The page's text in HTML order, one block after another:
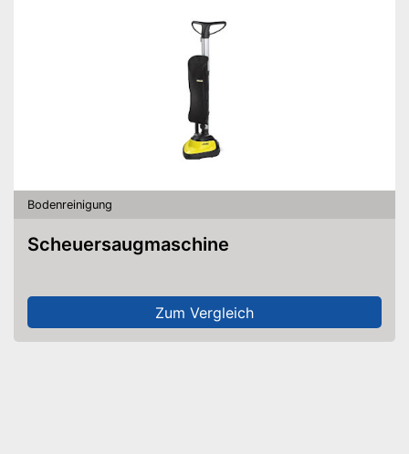
Bodenreinigung
Scheuersaugmaschine
Zum Vergleich